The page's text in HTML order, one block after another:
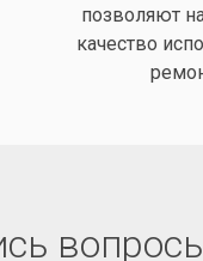
позволяют
качество